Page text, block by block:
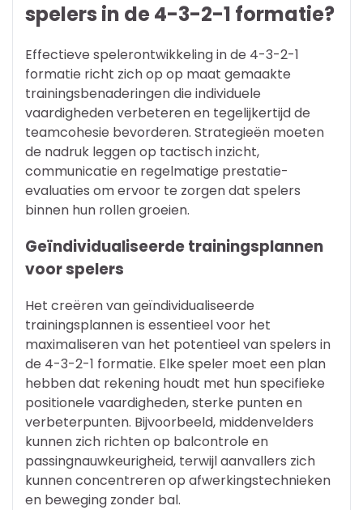
spelers in de 4-3-2-1 formatie?
Effectieve spelerontwikkeling in de 4-3-2-1
formatie richt zich op op maat gemaakte
trainingsbenaderingen die individuele
vaardigheden verbeteren en tegelijkertijd de
teamcohesie bevorderen. Strategieën moeten
de nadruk leggen op tactisch inzicht,
communicatie en regelmatige prestatie-
evaluaties om ervoor te zorgen dat spelers
binnen hun rollen groeien.
Geïndividualiseerde trainingsplannen
voor spelers
Het creëren van geïndividualiseerde
trainingsplannen is essentieel voor het
maximaliseren van het potentieel van spelers in
de 4-3-2-1 formatie. Elke speler moet een plan
hebben dat rekening houdt met hun specifieke
positionele vaardigheden, sterke punten en
verbeterpunten. Bijvoorbeeld, middenvelders
kunnen zich richten op balcontrole en
passingnauwkeurigheid, terwijl aanvallers zich
kunnen concentreren op afwerkingstechnieken
en beweging zonder bal.